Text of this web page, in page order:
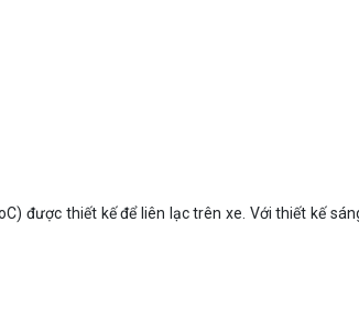
được thiết kế để liên lạc trên xe. Với thiết kế